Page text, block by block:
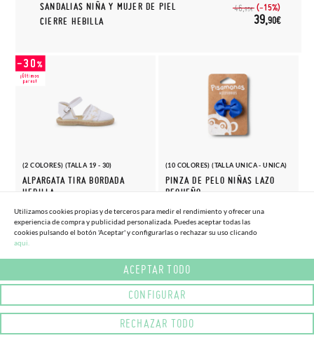
SANDALIAS NIÑA Y MUJER DE PIEL
CIERRE HEBILLA
46,95€ (-15%)
39,90€
(2 COLORES) (TALLA 19 - 30)
ALPARGATA TIRA BORDADA
HEBILLA
29, 95€ (-30%)
20,96€
(10 COLORES) (TALLA UNICA - UNICA)
PINZA DE PELO NIÑAS LAZO
PEQUEÑO
4,50€
4,05€
Utilizamos cookies propias y de terceros para medir el rendimiento y ofrecer una
experiencia de compra y publicidad personalizada. Puedes aceptar todas las
cookies pulsando el botón 'Aceptar' y configurarlas o rechazar su uso clicando
aqui.
ACEPTAR TODO
CONFIGURAR
RECHAZAR TODO